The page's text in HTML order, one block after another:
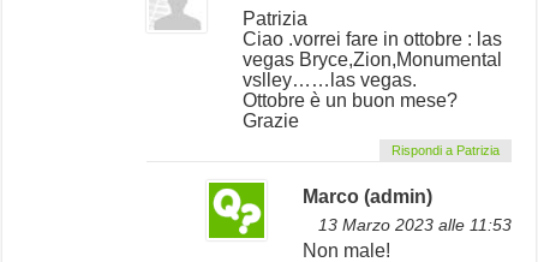
Patrizia
Ciao .vorrei fare in ottobre : las
vegas Bryce,Zion,Monumental
vslley……las vegas.
Ottobre è un buon mese?
Grazie
Rispondi a Patrizia
Marco (admin)
13 Marzo 2023 alle 11:53
Non male!